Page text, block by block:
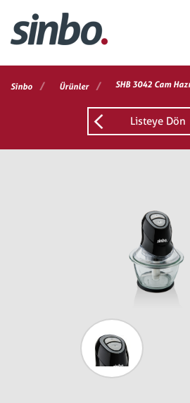
Sinbo / Ürünler / SHB 3042 Cam
Listeye Dön